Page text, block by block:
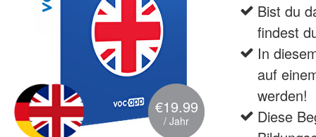
€19.99
/ Jahr
Bist du
findest
In
auf
werden!
Diese